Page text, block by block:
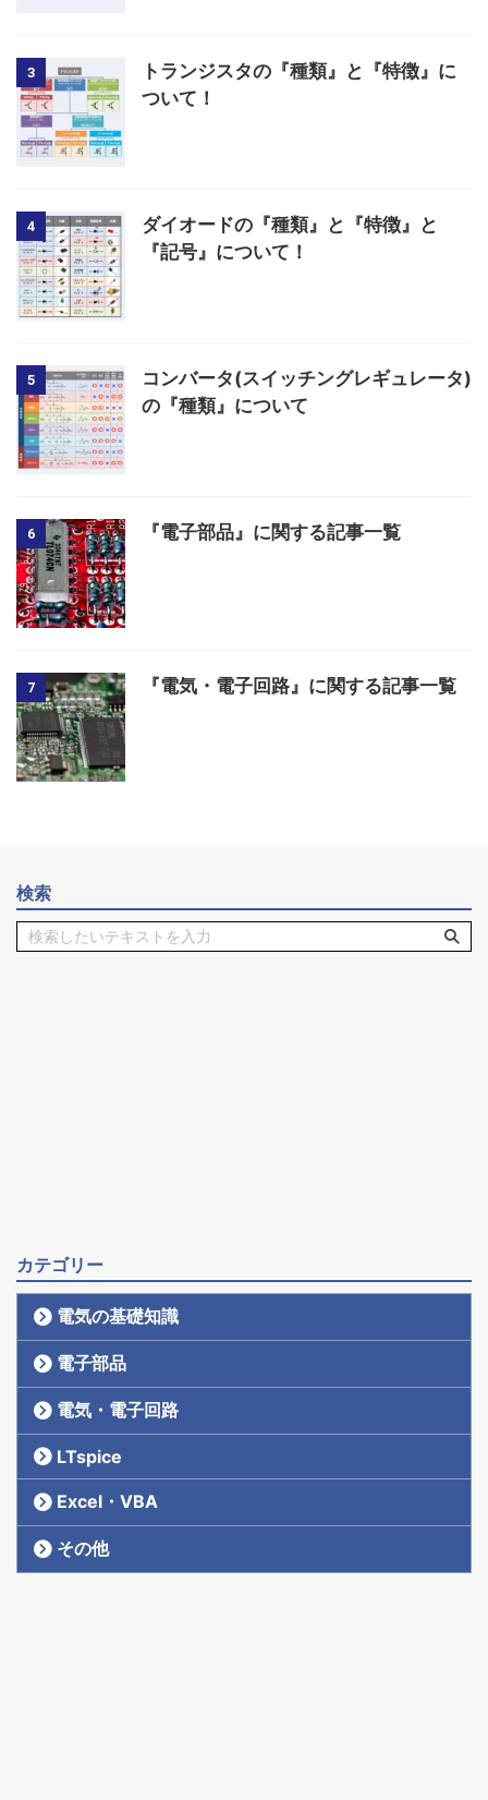
3
トランジスタの『種類』と『特徴』に
ついて！
4
ダイオードの『種類』と『特徴』と
『記号』について！
5
コンバータ(スイッチングレギュレータ)
の『種類』について
6 『電子部品』に関する記事一覧
7 『電気・電子回路』に関する記事一覧
検索
カテゴリー
電気の基礎知識
電子部品
電気・電子回路
LTspice
Excel・VBA
その他